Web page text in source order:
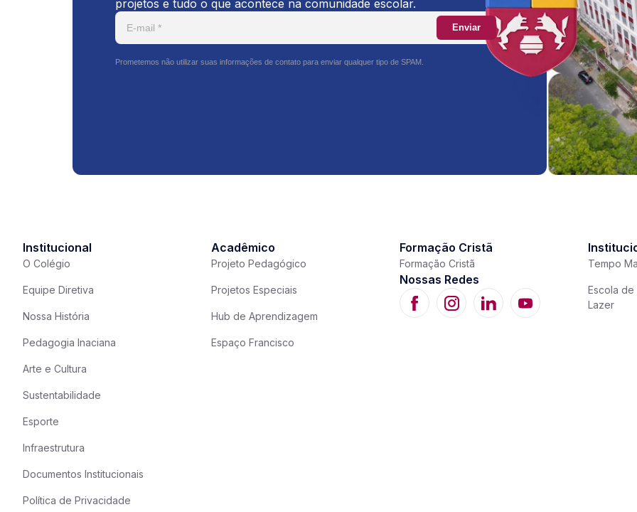
projetos e tudo o que acontece na comunidade escolar.
Enviar
Prometemos não utilizar suas informações de contato para enviar qualquer tipo de SPAM.
Institucional
O Colégio
Equipe Diretiva
Nossa História
Pedagogia Inaciana
Arte e Cultura
Sustentabilidade
Esporte
Infraestrutura
Documentos Institucionais
Política de Privacidade
Acadêmico
Projeto Pedagógico
Projetos Especiais
Hub de Aprendizagem
Espaço Francisco
Formação Cristã
Formação Cristã
Nossas Redes
Tempo
Escola de
Lazer